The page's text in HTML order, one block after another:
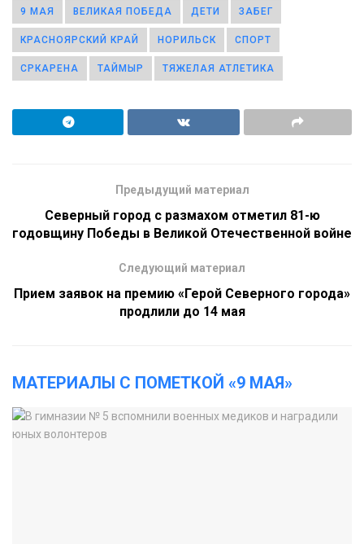
9 МАЯ ВЕЛИКАЯ ПОБЕДА ДЕТИ ЗАБЕГ
КРАСНОЯРСКИЙ КРАЙ НОРИЛЬСК СПОРТ
СРКАРЕНА ТАЙМЫР ТЯЖЕЛАЯ АТЛЕТИКА
Предыдущий материал
Северный город с размахом отметил 81-ю
годовщину Победы в Великой Отечественной войне
Следующий материал
Прием заявок на премию «Герой Северного города»
продлили до 14 мая
МАТЕРИАЛЫ С ПОМЕТКОЙ «9 МАЯ»